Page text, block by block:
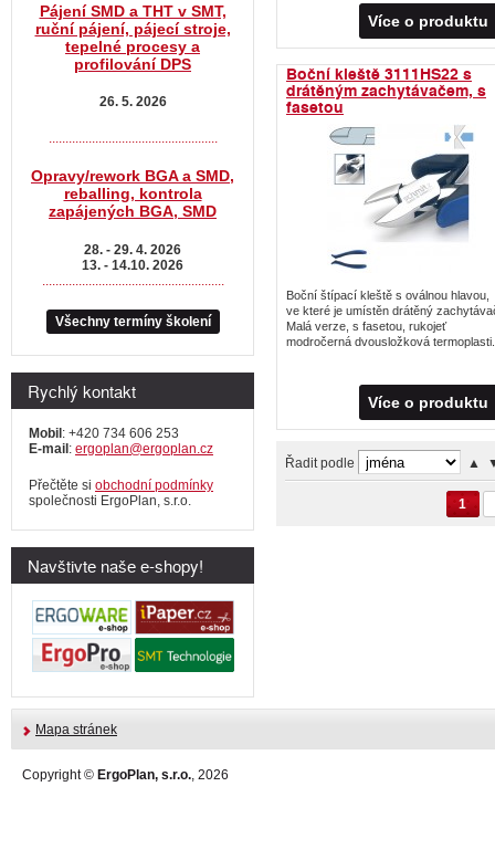
Více o produktu
Boční kleště 3111HS22 s
drátěným zachytávačem, s
fasetou
Boční štípací kleště s oválnou hlavou,
ve které je umístěn drátěný
Malá verze, s fasetou, rukojeť
modročerná dvousložková
Více o produktu
Řadit podle ▲
1
Pájení SMD a THT v SMT,
ruční pájení, pájecí stroje,
tepelné procesy a
profilování DPS
26. 5. 2026
...................................................
Opravy/rework BGA a SMD,
reballing, kontrola
zapájených BGA, SMD
28. - 29. 4. 2026
13. - 14.10. 2026
Všechny termíny školení
Rychlý kontakt
Mobil: +420 734 606 253
E-mail: ergoplan@ergoplan.cz
Přečtěte si obchodní podmínky
společnosti ErgoPlan, s.r.o.
Navštivte naše e-shopy!
Mapa stránek
Copyright © ErgoPlan, s.r.o., 2026